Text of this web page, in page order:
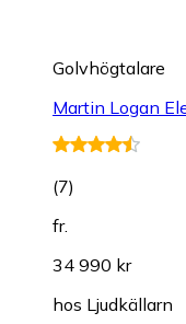
Golvhögtalare
Martin Logan
(7)
fr.
34 990 kr
hos Ljudkällarn